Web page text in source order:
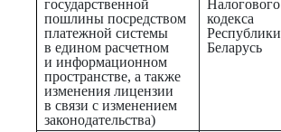
государственной
пошлины посредством
платежной системы
в едином расчетном
и информационном
пространстве, а также
изменения лицензии
в связи с изменением
законодательства)
Налогового
кодекса
Республики
Беларусь